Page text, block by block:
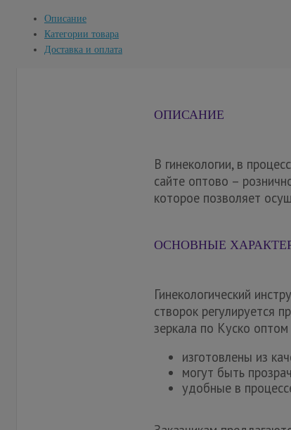
Описание
Категории товара
Доставка и оплата
ОПИСАНИЕ
В гинекологии, в
сайте оптово –
которое позволяет
ОСНОВНЫЕ
Гинекологический
створок регулируется
зеркала по Куско
изготовлены из
могут быть
удобные в